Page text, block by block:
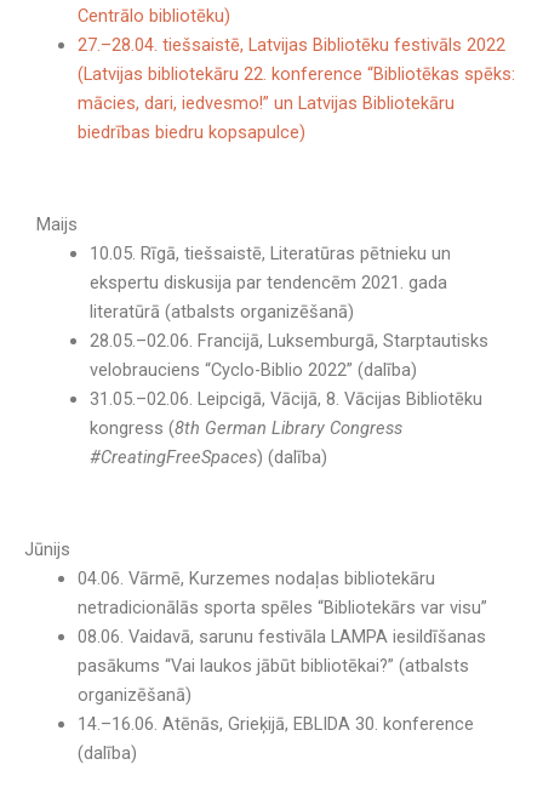
Centrālo bibliotēku)
27.–28.04. tiešsaistē, Latvijas Bibliotēku festivāls 2022
(Latvijas bibliotekāru 22. konference “Bibliotēkas spēks:
mācies, dari, iedvesmo!” un Latvijas Bibliotekāru
biedrības biedru kopsapulce)
Maijs
10.05. Rīgā, tiešsaistē, Literatūras pētnieku un
ekspertu diskusija par tendencēm 2021. gada
literatūrā (atbalsts organizēšanā)
28.05.–02.06. Francijā, Luksemburgā, Starptautisks
velobrauciens “Cyclo-Biblio 2022” (dalība)
31.05.–02.06. Leipcigā, Vācijā, 8. Vācijas Bibliotēku
kongress (8th German Library Congress
#CreatingFreeSpaces) (dalība)
Jūnijs
04.06. Vārmē, Kurzemes nodaļas bibliotekāru
netradicionālās sporta spēles “Bibliotekārs var visu”
08.06. Vaidavā, sarunu festivāla LAMPA iesildīšanas
pasākums “Vai laukos jābūt bibliotēkai?” (atbalsts
organizēšanā)
14.–16.06. Atēnās, Grieķijā, EBLIDA 30. konference
(dalība)